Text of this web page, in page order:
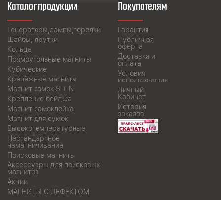
Каталог продукции
Генераторы,лампы,горелки
Шайбы, прутки
Кольца
Прямоугольные магниты
Кубические
Крепёжные магниты
Магнит замок S + N
Крепление бейджа
Магнит самоклейка
Магнит для сумок
Высокотемпературные
Нестандартное
намагничивание
Поисковые магниты
Аксессуары для поисковых
магнитов
Акции
МАГНИТЫ С ДЕФЕКТОМ
Покупателям
Гарантия
Публичная
оферта
Доставка и
оплата
Условия
использования
Личный
Кабинет
История
заказов